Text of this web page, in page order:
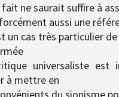
ne saurait suffire à
aussi une
un cas très particulier
universaliste est
à mettre en